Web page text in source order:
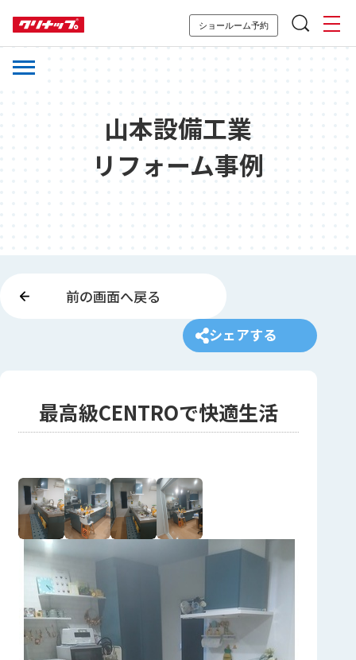
ショールーム予約
山本設備工業
リフォーム事例
前の画面へ戻る
シェアする
最高級CENTROで快適生活